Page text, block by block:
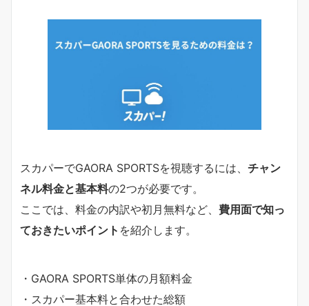
スカパーでGAORA SPORTSを視聴するには、 チャン
ネル料金と基本料の2つが必要です。
ここでは、料金の内訳や初月無料など、 費用面で知っ
ておきたいポイント を紹介します。
・GAORA SPORTS単体の月額料金
・スカパー基本料と合わせた総額